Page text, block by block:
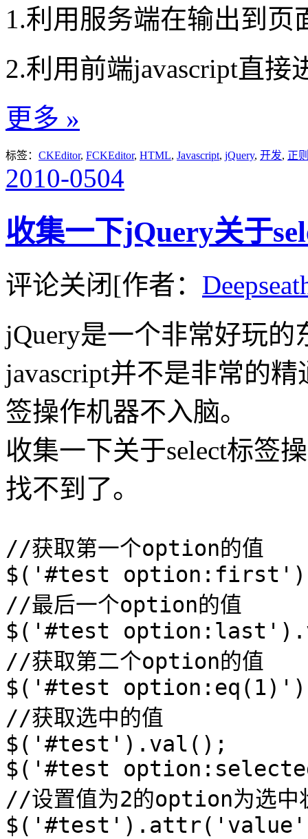
1.利用服务端在输出到页
2.利用前端javascript直接
更多 »
标签： CKEditor, FCKEditor, HTML, Javascript, jQuery, 开发, 正
2010-0504
收集一下jQuery关于
评论关闭[作者：
jQuery是一个非常好玩
javascript并不是非常的
签操作机器不入脑。
收集一下关于select标签
找不到了。
//获取第一个option的值
$('#test
//最后一个option的值
$('#test
//获取第二个option的值
$('#test
//获取选中的值
$('#test').val();
$('#test
//设置值为2的option为选中